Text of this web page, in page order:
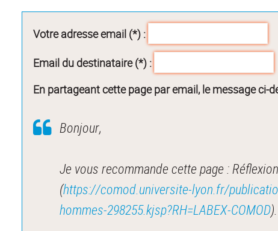
Votre adresse email (*) :
Email du destinataire (*) :
En partageant cette page par email, le message ci-
Bonjour,
Je vous recommande cette page :
(https://comod.universite-lyon.fr/
hommes-298255.kjsp?RH=LABEX-COMOD).